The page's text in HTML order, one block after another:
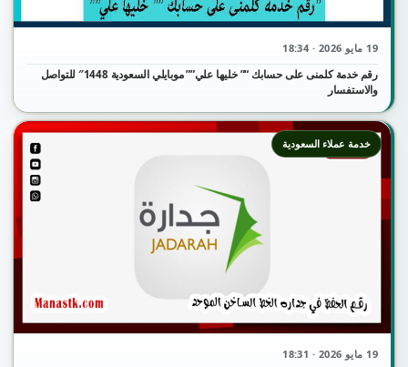
19 مايو 2026 · 18:34
رقم خدمة كلمنى على حسابك “” خليها علي”” موبايلي السعودية 1448″ للتواصل
والاستفسار
19 مايو 2026 · 18:31
خدمة عملاء السعودية